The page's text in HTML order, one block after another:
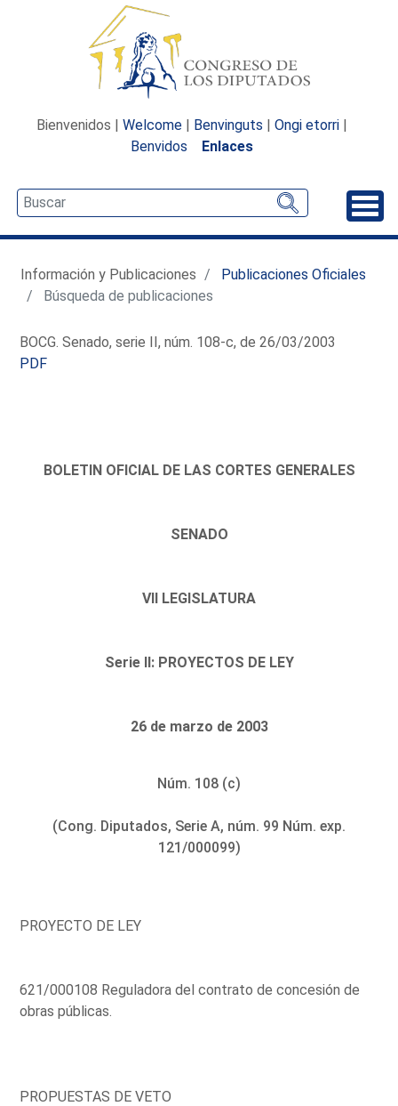
Bienvenidos | Welcome | Benvinguts | Ongi etorri |
Benvidos
Enlaces
Información y Publicaciones
Publicaciones Oficiales
Búsqueda de publicaciones
BOCG. Senado, serie II, núm. 108-c, de 26/03/2003
PDF
BOLETIN OFICIAL DE LAS CORTES GENERALES
SENADO
VII LEGISLATURA
Serie II: PROYECTOS DE LEY
26 de marzo de 2003
Núm. 108 (c)
(Cong. Diputados, Serie A, núm. 99 Núm. exp.
121/000099)
PROYECTO DE LEY
621/000108 Reguladora del contrato de concesión de
obras públicas.
PROPUESTAS DE VETO